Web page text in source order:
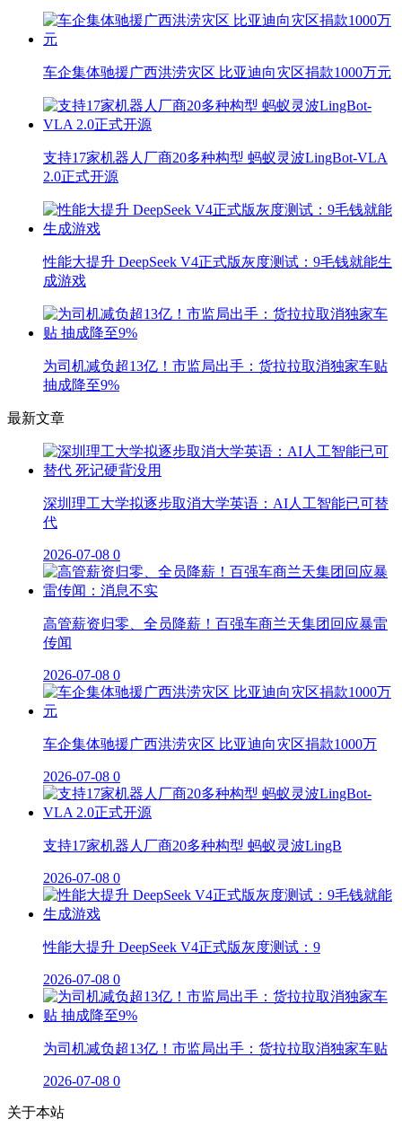
车企集体驰援广西洪涝灾区 比亚迪向灾区捐款1000万元
支持17家机器人厂商20多种构型 蚂蚁灵波LingBot-VLA
2.0正式开源
性能大提升 DeepSeek V4正式版灰度测试：9毛钱就能生
成游戏
为司机减负超13亿！市监局出手：货拉拉取消独家车贴
抽成降至9%
最新文章
深圳理工大学拟逐步取消大学英语：AI人工智能已可替
代
2026-07-08 0
高管薪资归零、全员降薪！百强车商兰天集团回应暴雷
传闻
2026-07-08 0
车企集体驰援广西洪涝灾区 比亚迪向灾区捐款1000万
2026-07-08 0
支持17家机器人厂商20多种构型 蚂蚁灵波LingB
2026-07-08 0
性能大提升 DeepSeek V4正式版灰度测试：9
2026-07-08 0
为司机减负超13亿！市监局出手：货拉拉取消独家车贴
2026-07-08 0
关于本站